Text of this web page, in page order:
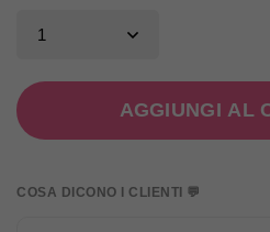
AGGIUNGI AL
COSA DICONO I CLIENTI 💬